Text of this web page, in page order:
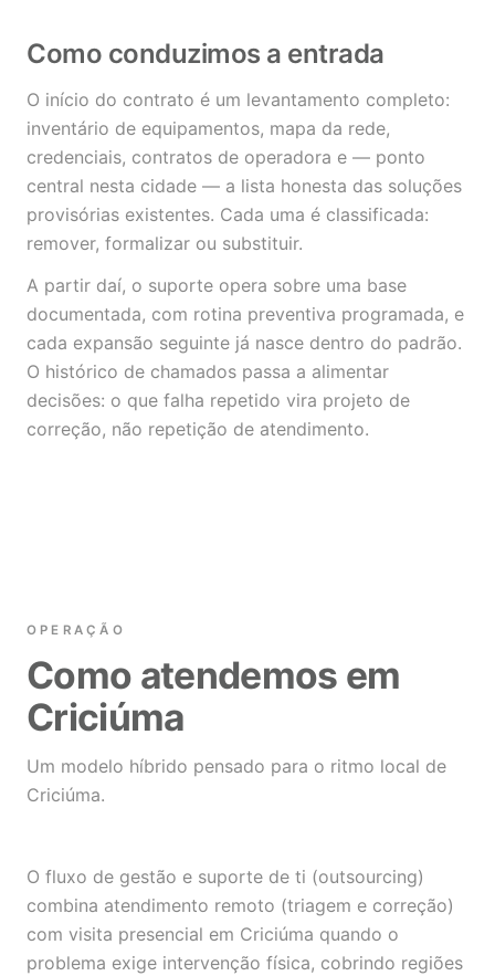
Como conduzimos a entrada
O início do contrato é um levantamento completo:
inventário de equipamentos, mapa da rede,
credenciais, contratos de operadora e — ponto
central nesta cidade — a lista honesta das soluções
provisórias existentes. Cada uma é classificada:
remover, formalizar ou substituir.
A partir daí, o suporte opera sobre uma base
documentada, com rotina preventiva programada, e
cada expansão seguinte já nasce dentro do padrão.
O histórico de chamados passa a alimentar
decisões: o que falha repetido vira projeto de
correção, não repetição de atendimento.
OPERAÇÃO
Como atendemos em
Criciúma
Um modelo híbrido pensado para o ritmo local de
Criciúma.
O fluxo de gestão e suporte de ti (outsourcing)
combina atendimento remoto (triagem e correção)
com visita presencial em Criciúma quando o
problema exige intervenção física, cobrindo regiões